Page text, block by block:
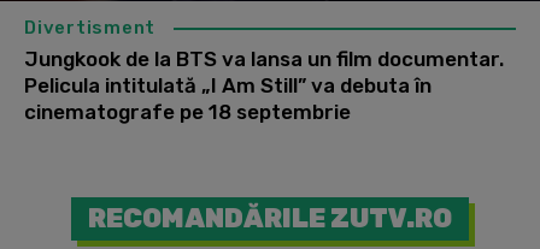
Divertisment
Jungkook de la BTS va lansa un film documentar.
Pelicula intitulată „I Am Still” va debuta în
cinematografe pe 18 septembrie
RECOMANDĂRILE ZUTV.RO